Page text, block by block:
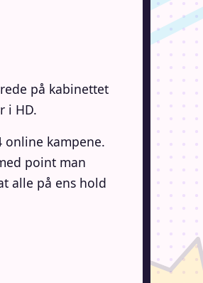
på kabinettet
i HD.
online kampene.
point man
alle på ens hold